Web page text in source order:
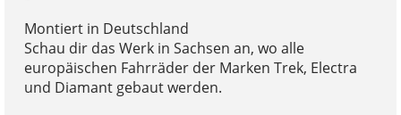
Montiert in Deutschland
Schau dir das Werk in Sachsen an, wo alle
europäischen Fahrräder der Marken Trek, Electra
und Diamant gebaut werden.